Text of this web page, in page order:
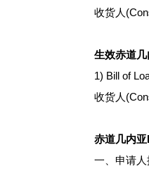
收货人
生效赤道
1) Bill of
收货人
赤道几内
一、申请